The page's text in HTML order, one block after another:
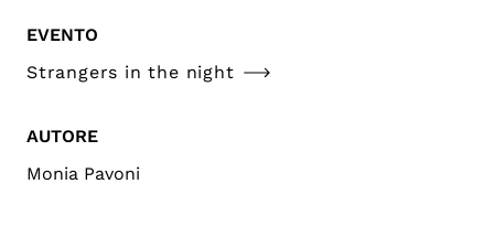
EVENTO
Strangers in the night
AUTORE
Monia Pavoni